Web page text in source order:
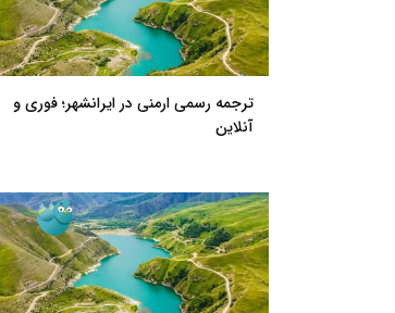
ترجمه رسمی ارمنی در ایرانشهر؛ فوری و
آنلاین